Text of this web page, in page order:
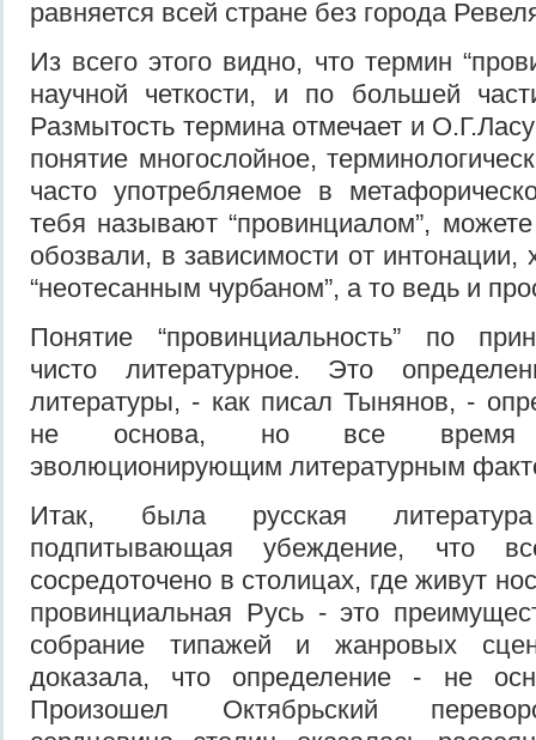
равняется всей стране без города
Из всего этого видно, что термин
научной четкости, и по большей
Размытость термина отмечает и
понятие многослойное,
часто употребляемое в
тебя называют “провинциалом”,
обозвали, в зависимости от интонации,
“неотесанным чурбаном”, а то ведь и
Понятие “провинциальность” по
чисто литературное. Это
литературы, - как писал Тынянов, -
не основа, но все время
эволюционирующим литературным
Итак, была русская
подпитывающая убеждение, что
сосредоточено в столицах, где живут
провинциальная Русь - это
собрание типажей и жанровых
доказала, что определение - не
Произошел Октябрьский